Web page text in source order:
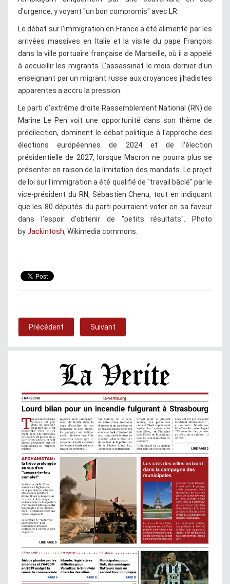
d'urgence, y voyant "un bon compromis" avec LR.
Le débat sur l'immigration en France a été alimenté par les
arrivées massives en Italie et la visite du pape François
dans la ville portuaire française de Marseille, où il a appelé
à accueillir les migrants. L'assassinat le mois dernier d'un
enseignant par un migrant russe aux croyances jihadistes
apparentes a accru la pression.
Le parti d'extrême droite Rassemblement National (RN) de
Marine Le Pen voit une opportunité dans son thème de
prédilection, dominent le débat politique à l'approche des
élections européennes de 2024 et de l'élection
présidentielle de 2027, lorsque Macron ne pourra plus se
présenter en raison de la limitation des mandats. Le projet
de loi sur l'immigration a été qualifié de "travail bâclé" par le
vice-président du RN, Sébastien Chenu, tout en indiquant
que les 80 députés du parti pourraient voter en sa faveur
dans l'espoir d'obtenir de "petits résultats". Photo
byJackintosh, Wikimedia commons.
Précédent Suivant